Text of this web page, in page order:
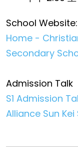
School Website:
Home -
Secondary
Admission Talk
S1 Admission
Alliance Sun